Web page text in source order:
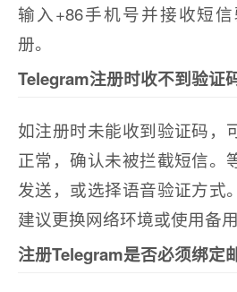
输入+86手机号并接收短
册。
Telegram注册时收不到验证
如注册时未能收到验证码，
正常，确认未被拦截短信。
发送，或选择语音验证方式
建议更换网络环境或使用备用
注册Telegram是否必须绑定